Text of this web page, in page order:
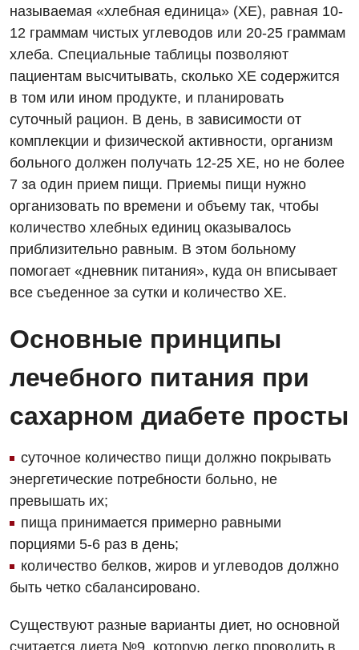
Акушерство и гинекология
Андрология
Бесплатные услуги
Вакцинация
Гастроэнтерология
Гематология
Гинекологическое отделение
Дерматовенерология
Кардиология
Кардиохирургия
Маммология
Медицинская психология
Неврология
Нейрохирургия
Онкологическое отделение
Отделение интенсивной терапии
Скорая медицинская помощь
Терапевтическое отделение
Травматологическое отделение
Урологическое отделение
Хирургическое отделение
Эндоскопическое отделение
называемая «хлебная единица» (ХЕ), равная 10-
12 граммам чистых углеводов или 20-25 граммам
хлеба. Специальные таблицы позволяют
пациентам высчитывать, сколько ХЕ содержится
в том или ином продукте, и планировать
суточный рацион. В день, в зависимости от
комплекции и физической активности, организм
больного должен получать 12-25 ХЕ, но не более
7 за один прием пищи. Приемы пищи нужно
организовать по времени и объему так, чтобы
количество хлебных единиц оказывалось
приблизительно равным. В этом больному
помогает «дневник питания», куда он вписывает
все съеденное за сутки и количество ХЕ.
Основные принципы
лечебного питания при
сахарном диабете просты
суточное количество пищи должно покрывать
энергетические потребности больно, не
превышать их;
пища принимается примерно равными
порциями 5-6 раз в день;
количество белков, жиров и углеводов должно
быть четко сбалансировано.
Существуют разные варианты диет, но основной
считается диета №9, которую легко проводить в